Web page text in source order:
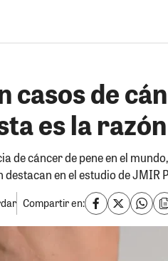
casos de
es la razón
de cáncer de pene en el
destacan en el estudio de JMIR
Compartir en: